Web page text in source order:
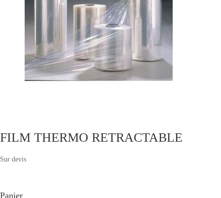
FILM THERMO RETRACTABLE
Sur devis
Panier